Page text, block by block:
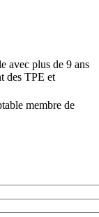
avec plus de 9 ans
des TPE et
membre de